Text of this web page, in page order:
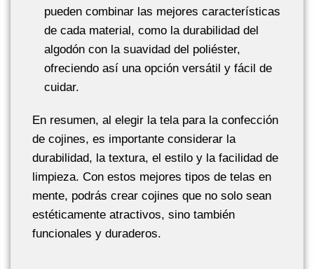
pueden combinar las mejores características
de cada material, como la durabilidad del
algodón con la suavidad del poliéster,
ofreciendo así una opción versátil y fácil de
cuidar.
En resumen, al elegir la tela para la confección
de cojines, es importante considerar la
durabilidad, la textura, el estilo y la facilidad de
limpieza. Con estos mejores tipos de telas en
mente, podrás crear cojines que no solo sean
estéticamente atractivos, sino también
funcionales y duraderos.